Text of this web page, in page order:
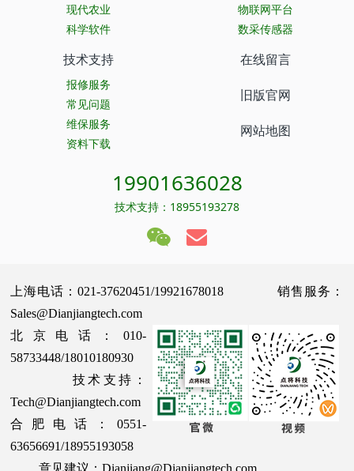
现代农业
科学软件
物联网平台
数采传感器
技术支持
报修服务
常见问题
维保服务
资料下载
在线留言
旧版官网
网站地图
19901636028
技术支持：18955193278
上海电话：021-37620451/19921678018 销售服务：
Sales@Dianjiangtech.com
北京电话：010-
58733448/18010180930
技术支持：
Tech@Dianjiangtech.com
合肥电话：0551-
63656691/18955193058
意见建议：Dianjiang@Dianjiangtech.com